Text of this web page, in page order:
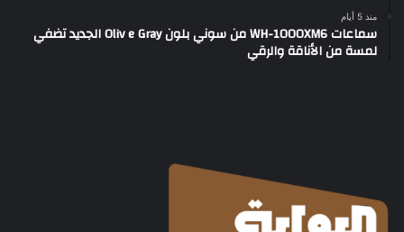
منذ 5 أيام
سماعات WH-1000XM6 من سوني بلون Oliv e Gray الجديد تضفي
لمسة من الأناقة والرقي